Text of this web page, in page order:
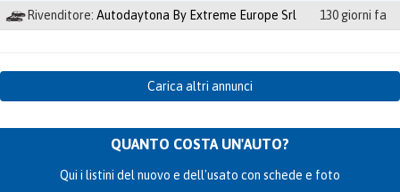
Rivenditore: Autodaytona By Extreme Europe Srl 130 giorni fa
Carica altri annunci
QUANTO COSTA UN'AUTO?
Qui i listini del nuovo e dell'usato con schede e foto